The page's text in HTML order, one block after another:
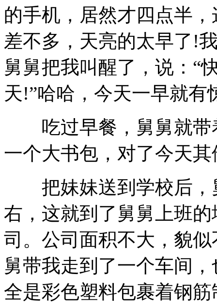
的手机，居然才四点半
差不多，天亮的太早了!
舅舅把我叫醒了，说：“
天!”哈哈，今天一早就有
吃过早餐，舅舅就带
一个大书包，对了今天
把妹妹送到学校后，
右，这就到了舅舅上班
司。公司面积不大，貌
舅带我走到了一个车间
全是彩色塑料包裹着钢